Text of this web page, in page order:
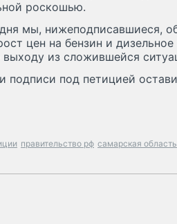
роскошью.
мы, нижеподписавшиеся,
цен на бензин и
из сложившейся
подписи под петицией
правительство рф самарская область